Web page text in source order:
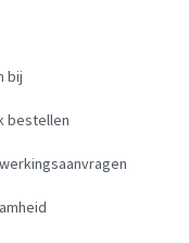
bij
bestellen